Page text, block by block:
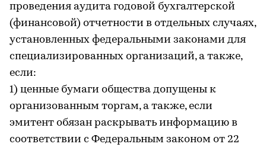
проведения аудита годовой бухгалтерской
(финансовой) отчетности в отдельных случаях,
установленных федеральными законами для
специализированных организаций, а также,
если:
1) ценные бумаги общества допущены к
организованным торгам, а также, если
эмитент обязан раскрывать информацию в
соответствии с Федеральным законом от 22